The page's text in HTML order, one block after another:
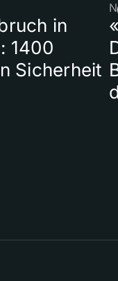
in
1400
Sicherheit